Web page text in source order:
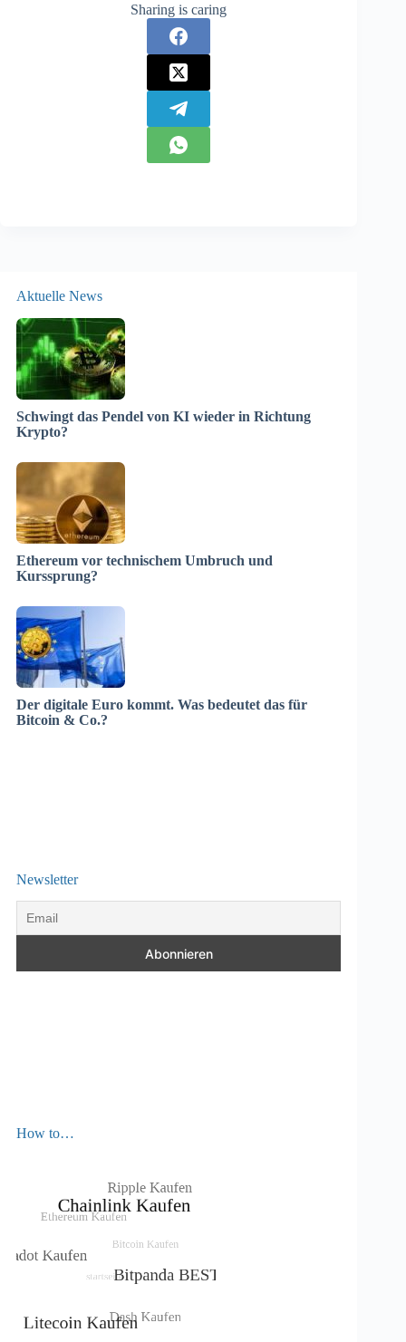
Sharing is caring
Aktuelle News
Schwingt das Pendel von KI wieder in Richtung
Krypto?
Ethereum vor technischem Umbruch und
Kurssprung?
Der digitale Euro kommt. Was bedeutet das für
Bitcoin & Co.?
Newsletter
How to…